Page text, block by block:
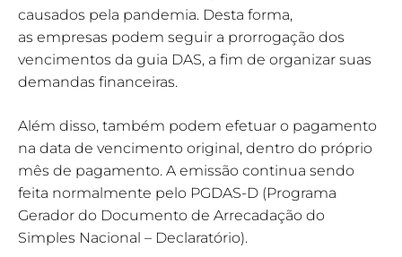
causados pela pandemia. Desta forma,
as empresas podem seguir a prorrogação dos
vencimentos da guia DAS, a fim de organizar suas
demandas financeiras.
Além disso, também podem efetuar o pagamento
na data de vencimento original, dentro do próprio
mês de pagamento. A emissão continua sendo
feita normalmente pelo PGDAS-D (Programa
Gerador do Documento de Arrecadação do
Simples Nacional – Declaratório).